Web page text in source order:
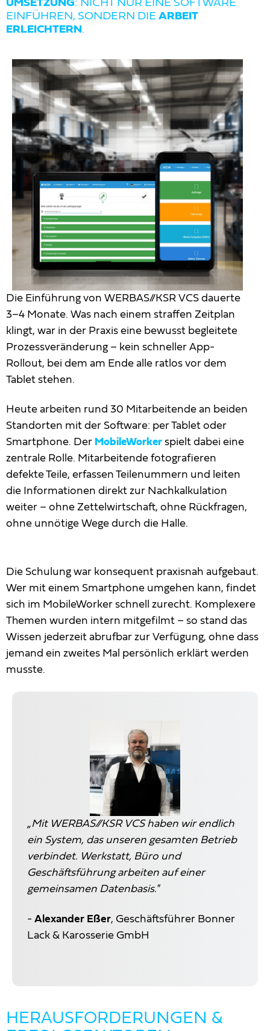
UMSETZUNG: NICHT NUR EINE SOFTWARE
EINFÜHREN, SONDERN DIE ARBEIT
ERLEICHTERN .
Die Einführung von WERBAS//KSR VCS dauerte
3–4 Monate. Was nach einem straffen Zeitplan
klingt, war in der Praxis eine bewusst begleitete
Prozessveränderung – kein schneller App-
Rollout, bei dem am Ende alle ratlos vor dem
Tablet stehen.
Heute arbeiten rund 30 Mitarbeitende an beiden
Standorten mit der Software: per Tablet oder
Smartphone. Der MobileWorker spielt dabei eine
zentrale Rolle. Mitarbeitende fotografieren
defekte Teile, erfassen Teilenummern und leiten
die Informationen direkt zur Nachkalkulation
weiter – ohne Zettelwirtschaft, ohne Rückfragen,
ohne unnötige Wege durch die Halle.
Die Schulung war konsequent praxisnah aufgebaut.
Wer mit einem Smartphone umgehen kann, findet
sich im MobileWorker schnell zurecht. Komplexere
Themen wurden intern mitgefilmt – so stand das
Wissen jederzeit abrufbar zur Verfügung, ohne dass
jemand ein zweites Mal persönlich erklärt werden
musste.
„Mit WERBAS//KSR VCS haben wir endlich
ein System, das unseren gesamten Betrieb
verbindet. Werkstatt, Büro und
Geschäftsführung arbeiten auf einer
gemeinsamen Datenbasis."
- Alexander Eßer, Geschäftsführer Bonner
Lack & Karosserie GmbH
HERAUSFORDERUNGEN &